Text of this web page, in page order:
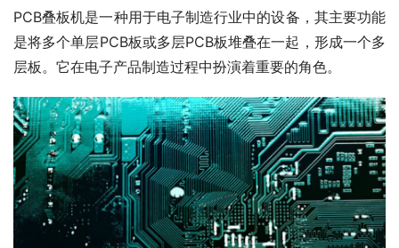
PCB叠板机是一种用于电子制造行业中的设备，其主要功能
是将多个单层PCB板或多层PCB板堆叠在一起，形成一个多
层板。它在电子产品制造过程中扮演着重要的角色。